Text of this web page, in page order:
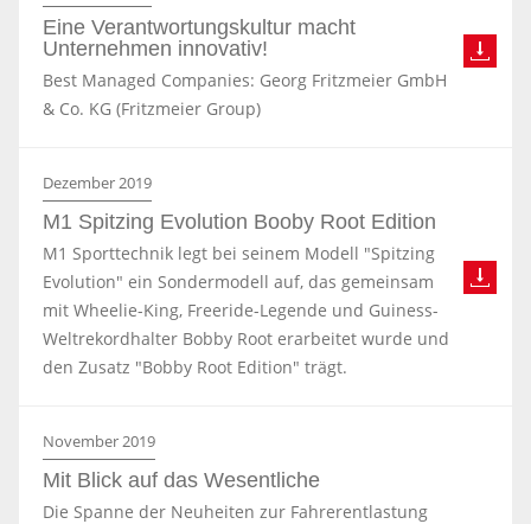
Eine Verantwortungskultur macht
Unternehmen innovativ!
Best Managed Companies: Georg Fritzmeier GmbH
& Co. KG (Fritzmeier Group)
Dezember 2019
M1 Spitzing Evolution Booby Root Edition
M1 Sporttechnik legt bei seinem Modell "Spitzing
Evolution" ein Sondermodell auf, das gemeinsam
mit Wheelie-King, Freeride-Legende und Guiness-
Weltrekordhalter Bobby Root erarbeitet wurde und
den Zusatz "Bobby Root Edition" trägt.
November 2019
Mit Blick auf das Wesentliche
Die Spanne der Neuheiten zur Fahrerentlastung